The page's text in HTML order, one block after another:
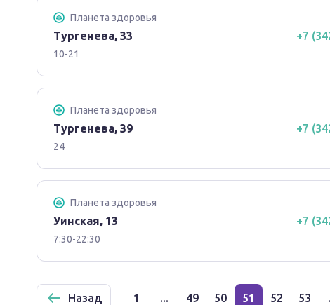
Планета здоровья
Тургенева, 33
10-21
+7
Планета здоровья
Тургенева, 39
24
+7
Планета здоровья
Уинская, 13
7:30-22:30
+7
Назад 1 ... 49 50 51 52 53